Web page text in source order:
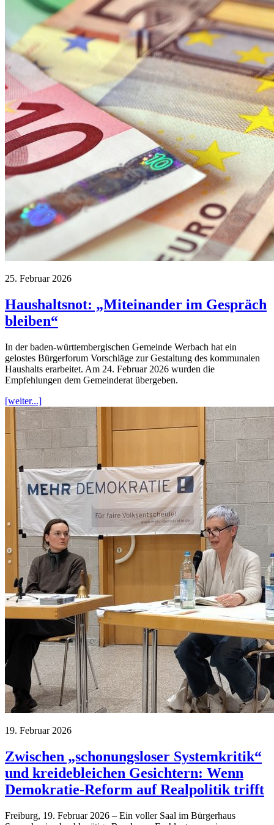
25. Februar 2026
Haushaltsnot: „Miteinander im Gespräch
bleiben“
In der baden-württembergischen Gemeinde Werbach hat ein
gelostes Bürgerforum Vorschläge zur Gestaltung des kommunalen
Haushalts erarbeitet. Am 24. Februar 2026 wurden die
Empfehlungen dem Gemeinderat übergeben.
[weiter...]
19. Februar 2026
Zwischen „schonungsloser Systemkritik“
und kreidebleichen Gesichtern: Wenn
Demokratie-Reform auf Realpolitik trifft
Freiburg, 19. Februar 2026 – Ein voller Saal im Bürgerhaus